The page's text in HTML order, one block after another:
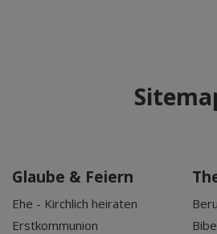
Glaube & Feiern
Ehe - Kirchlich heiraten
Erstkommunion